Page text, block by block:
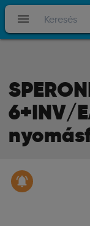
6+INV/
menu